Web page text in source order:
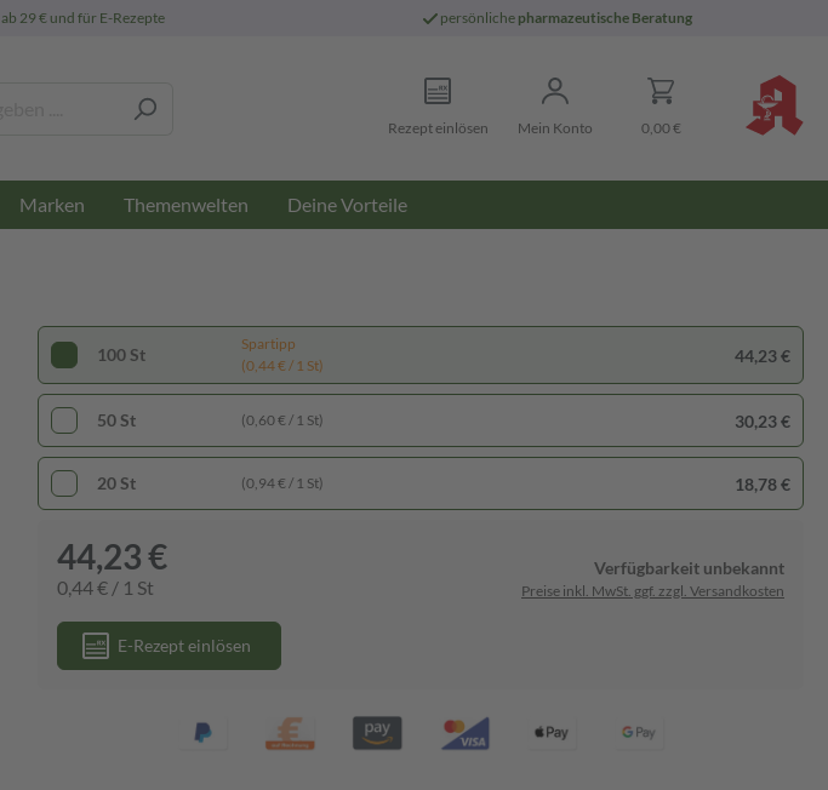
ab 29 € und für E-Rezepte persönliche pharmazeutische Beratung
Rezept einlösen Mein Konto 0,00 €
Marken Themenwelten Deine Vorteile
100 St
Spartipp
(0,44 € / 1 St)
44,23 €
50 St (0,60 € / 1 St) 30,23 €
20 St (0,94 € / 1 St) 18,78 €
44,23 €
0,44 € / 1 St
Verfügbarkeit unbekannt
Preise inkl. MwSt. ggf. zzgl. Versandkosten
E-Rezept einlösen